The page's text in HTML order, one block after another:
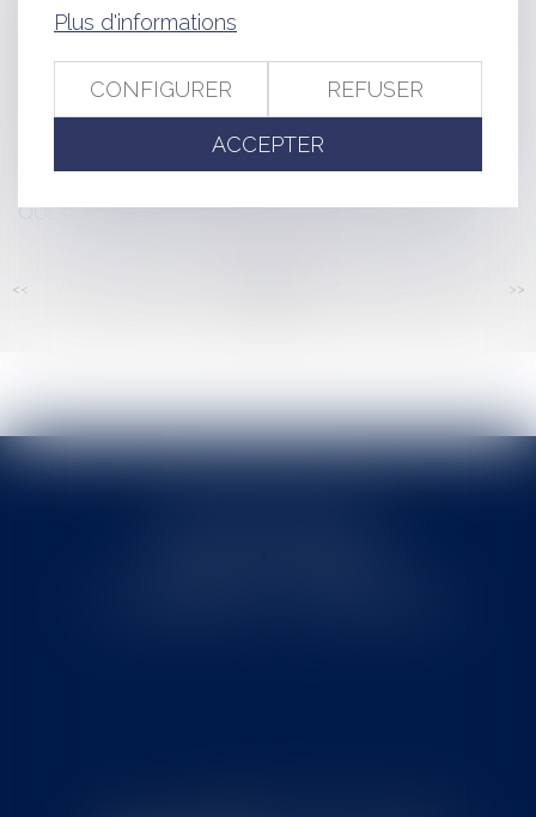
VALANT SAISIE IMMOBILIÈRE N’ATTEINT PAS L’AUTORITÉ
VENTE FORCÉE DEVENU DÉFINITIF
D'ACTIVITÉ ET DU COMPTE PERSONNEL DE FORMATION
DANS LA FONCTION PUBLIQUE
QUE COUVRENT-ELLES? QUELLE INDEMNISATION?
<< >>
Plus d'informations
CONFIGURER REFUSER
ACCEPTER